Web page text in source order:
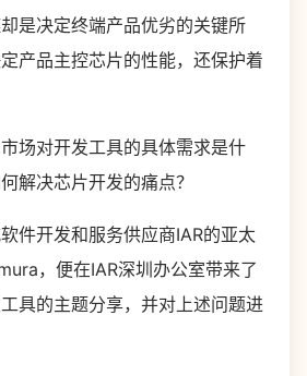
是决定终端产品优劣的关键所
产品主控芯片的性能，还保护着
场对开发工具的具体需求是什
解决芯片开发的痛点？
件开发和服务供应商IAR的亚太
，便在IAR深圳办公室带来了
具的主题分享，并对上述问题进